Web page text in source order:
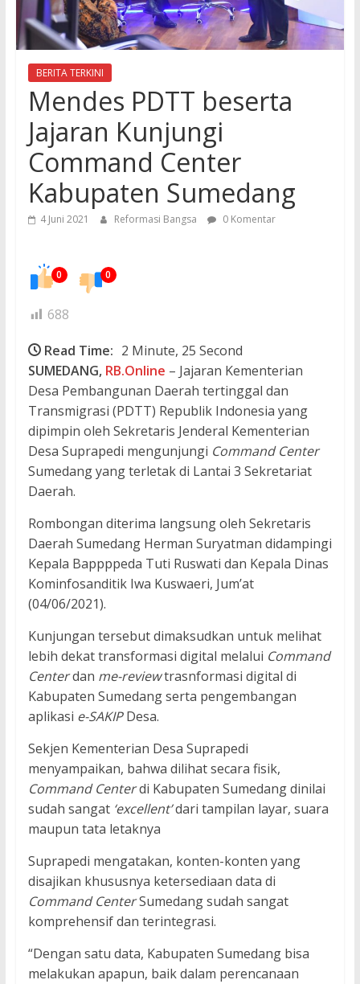
BERITA TERKINI
Mendes PDTT beserta
Jajaran Kunjungi
Command Center
Kabupaten Sumedang
4 Juni 2021 Reformasi Bangsa 0 Komentar
0 0
688
Read Time: 2 Minute, 25 Second
SUMEDANG, RB.Online – Jajaran Kementerian
Desa Pembangunan Daerah tertinggal dan
Transmigrasi (PDTT) Republik Indonesia yang
dipimpin oleh Sekretaris Jenderal Kementerian
Desa Suprapedi mengunjungi Command Center
Sumedang yang terletak di Lantai 3 Sekretariat
Daerah.
Rombongan diterima langsung oleh Sekretaris
Daerah Sumedang Herman Suryatman didampingi
Kepala Bappppeda Tuti Ruswati dan Kepala Dinas
Kominfosanditik Iwa Kuswaeri, Jum’at
(04/06/2021).
Kunjungan tersebut dimaksudkan untuk melihat
lebih dekat transformasi digital melalui Command
Centerdan me-reviewtrasnformasi digital di
Kabupaten Sumedang serta pengembangan
aplikasi e-SAKIPDesa.
Sekjen Kementerian Desa Suprapedi
menyampaikan, bahwa dilihat secara fisik,
Command Centerdi Kabupaten Sumedang dinilai
sudah sangat ‘excellent’dari tampilan layar, suara
maupun tata letaknya
Suprapedi mengatakan, konten-konten yang
disajikan khususnya ketersediaan data di
Command CenterSumedang sudah sangat
komprehensif dan terintegrasi.
“Dengan satu data, Kabupaten Sumedang bisa
melakukan apapun, baik dalam perencanaan